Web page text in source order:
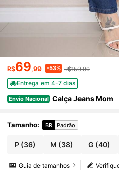
R$69,99 -53% R$150,00
Entrega em 4-7 dias
Envio Nacional Calça Jeans Mom
Tamanho: BR Padrão
P(36) M (38) G (40)
Guia de tamanhos